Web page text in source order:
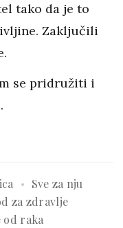
tako da je to
Zaključili
se pridružiti i
Sve za nju
za zdravlje
od raka